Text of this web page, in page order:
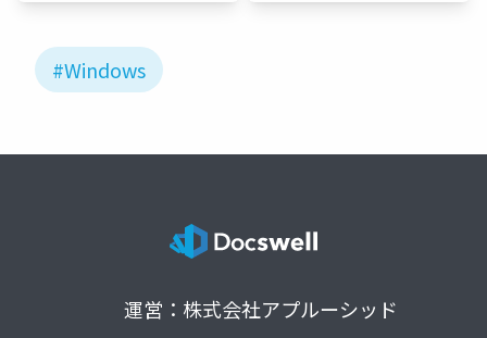
#Windows
運営：株式会社アプルーシッド